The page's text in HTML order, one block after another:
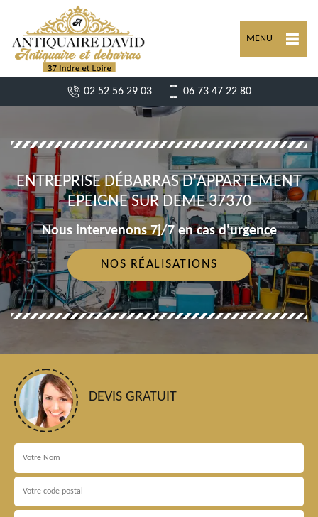
MENU
02 52 56 29 03 06 73 47 22 80
ENTREPRISE DÉBARRAS D'APPARTEMENT
EPEIGNE SUR DEME 37370
Nous intervenons 7j/7 en cas d'urgence
NOS RÉALISATIONS
DEVIS GRATUIT